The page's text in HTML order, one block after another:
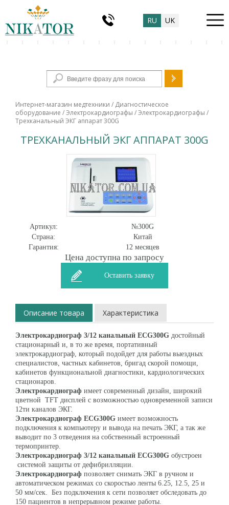
RU UK
Форма поиска
Интернет-магазин медтехники / Диагностическое
оборудование /Электрокардиографы /Электрокардиографы /
Трехканальный ЭКГ аппарат 300G
ТРЕХКАНАЛЬНЫЙ ЭКГ АППАРАТ 300G
Артикул:
№300G
Страна:
Китай
Гарантия:
12 месяцев
Цена доступна по запросу
Оставить заявку
Описание товара Характеристика
Электрокардиограф 3/12 канальный ECG300G достойный
стационарный и, в то же время, портативный
электрокардиограф, который подойдет для работы выездных
специалистов, частных кабинетов, бригад скорой помощи,
кабинетов функциональной диагностики, кардиологических
стационаров.
Электрокардиограф имеет современный дизайн, широкий
цветной TFT дисплей с возможностью одновременной записи
12ти каналов ЭКГ.
Электрокардиограф ECG300G имеет возможность
подключения к компьютеру и вывода на печать ЭКГ, а так же
выводит по 3 отведения на собственный встроенный
термопринтер.
Электрокардиограф 3/12 канальный ECG300G обустроен
системой защиты от дефибрилляции.
Электрокардиограф позволяет снимать ЭКГ в ручном и
автоматическом режимах со скоростью ленты 6.25, 12.5, 25 и
50 мм/сек. Без подключения к сети позволяет обследовать до
150 пациентов в непрерывном режиме работы.